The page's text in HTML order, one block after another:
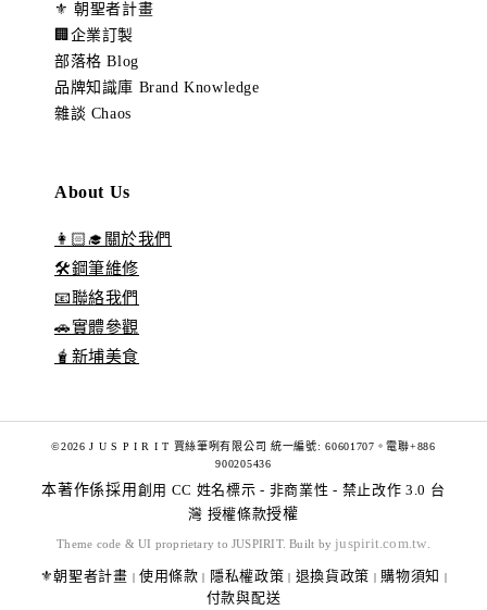
⚜️ 朝聖者計畫
🏢企業訂製
部落格 Blog
品牌知識庫 Brand Knowledge
雜談 Chaos
About Us
👩🏻‍🎓關於我們
🛠️鋼筆維修
📧聯絡我們
🚗實體參觀
🧋新埔美食
©2026 J U S P I R I T 賈絲筆咧有限公司 統一編號: 60601707。電聯+886
900205436
本著作係採用 創用 CC 姓名標示 - 非商業性 - 禁止改作 3.0 台
灣 授權條款授權
Theme code & UI proprietary to JUSPIRIT. Built by juspirit.com.tw.
⚜️朝聖者計畫 使用條款 隱私權政策 退換貨政策 購物須知
付款與配送